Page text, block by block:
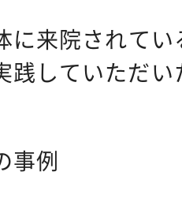
に来院されて
践していただ
事例